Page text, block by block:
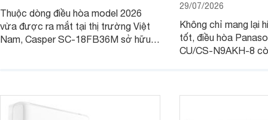
Thuộc dòng điều hòa model 2026
vừa được ra mắt tại thị trường Việt
Nam, Casper SC-18FB36M sở hữu
nhiều tính năng và công nghệ hiện đại.
29/07/2026
Không chỉ mang lại
tốt, điều hòa
CU/CS-N9AKH-8